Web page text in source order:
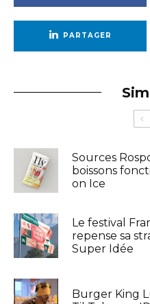
PARTAGER
Sources
boissons
on Ice
Le festival
repense sa
Super Idée
Burger King